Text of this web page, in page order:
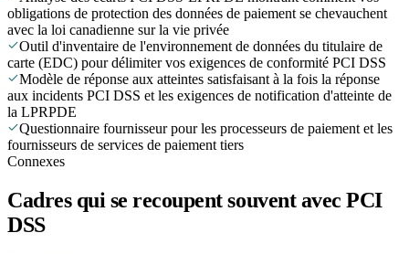
obligations de protection des données de paiement se chevauchent
avec la loi canadienne sur la vie privée
Outil d'inventaire de l'environnement de données du titulaire de
carte (EDC) pour délimiter vos exigences de conformité PCI DSS
Modèle de réponse aux atteintes satisfaisant à la fois la réponse
aux incidents PCI DSS et les exigences de notification d'atteinte de
la LPRPDE
Questionnaire fournisseur pour les processeurs de paiement et les
fournisseurs de services de paiement tiers
Connexes
Cadres qui se recoupent souvent avec PCI
DSS